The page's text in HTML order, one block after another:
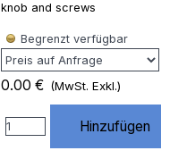
knob and screws
Begrenzt verfügbar
0.00 € (MwSt. Exkl.)
Hinzufügen